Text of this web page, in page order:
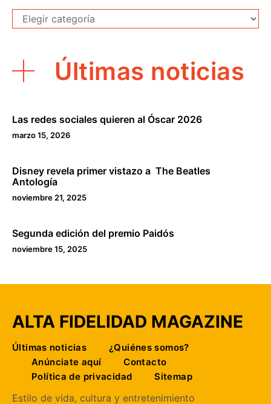
Secciones
Últimas noticias
Las redes sociales quieren al Óscar 2026
marzo 15, 2026
Disney revela primer vistazo a The Beatles
Antología
noviembre 21, 2025
Segunda edición del premio Paidós
noviembre 15, 2025
ALTA FIDELIDAD MAGAZINE
Últimas noticias
¿Quiénes somos?
Anúnciate aquí
Contacto
Política de privacidad
Sitemap
Estilo de vida, cultura y entretenimiento